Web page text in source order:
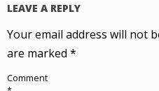
LEAVE A REPLY
Your email address will not
are marked *
Comment